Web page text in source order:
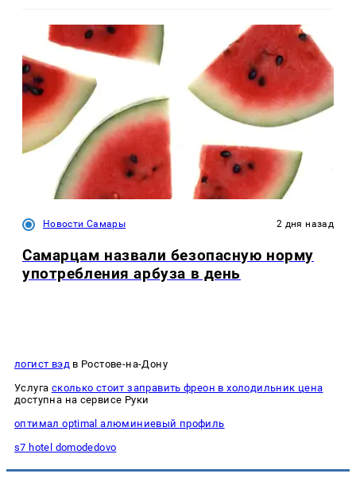
Новости Самары 2 дня назад
Самарцам назвали безопасную норму
употребления арбуза в день
логист вэд в Ростове-на-Дону
Услуга сколько стоит заправить фреон в холодильник цена
доступна на сервисе Руки
оптимал optimal алюминиевый профиль
s7 hotel domodedovo